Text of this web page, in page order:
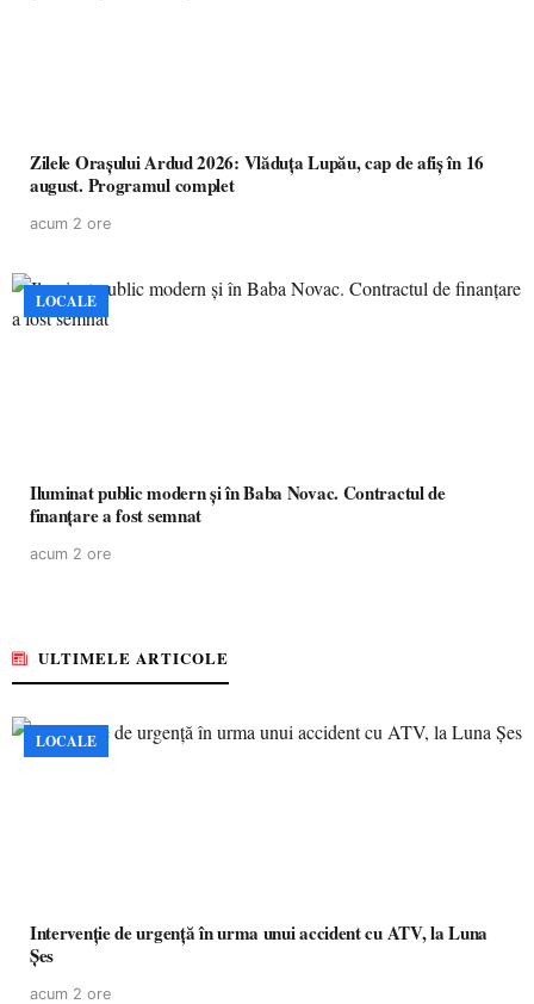
Zilele Orașului Ardud 2026: Vlăduța Lupău, cap de afiș în 16
august. Programul complet
acum 2 ore
LOCALE
Iluminat public modern și în Baba Novac. Contractul de
finanțare a fost semnat
acum 2 ore
ULTIMELE ARTICOLE
LOCALE
Intervenție de urgență în urma unui accident cu ATV, la Luna
Șes
acum 2 ore